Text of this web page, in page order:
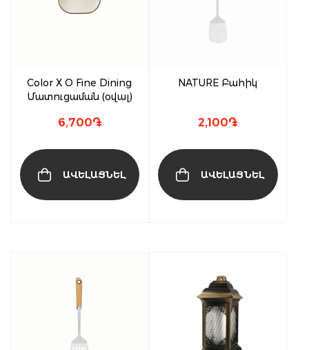
Color X O Fine Dining
Մատուցաման (օվալ)
6,700֏
ԱՎԵԼԱՑՆԵԼ
NATURE Բահիկ
2,100֏
ԱՎԵԼԱՑՆԵԼ